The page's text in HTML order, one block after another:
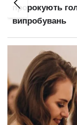
пророкують
випробувань